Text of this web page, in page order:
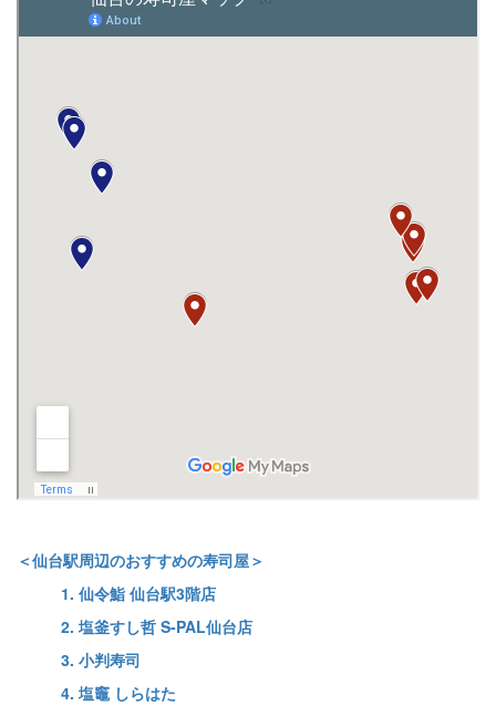
＜仙台駅周辺のおすすめの寿司屋＞
1. 仙令鮨 仙台駅3階店
2. 塩釜すし哲 S-PAL仙台店​​​​​​
3. 小判寿司
4. 塩竈 しらはた